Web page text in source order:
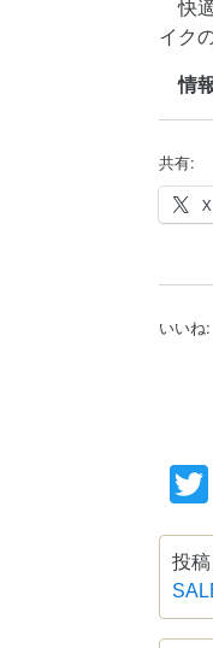
快
イク
情
共有:
X
いいね:
投